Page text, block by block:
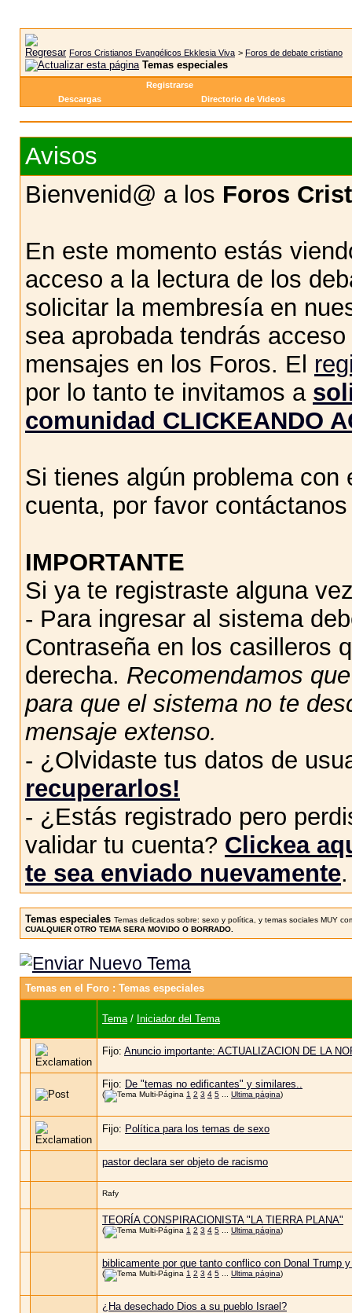
Foros Cristianos Evangélicos Ekklesia Viva > Foros de debate cristiano
Temas especiales
Registrarse
Descargas
Directorio de Videos
Avisos
Bienvenid@ a los Foros
En este momento estás
acceso a la lectura de los
solicitar la membresía en
sea aprobada tendrás
mensajes en los Foros. El
por lo tanto te invitamos a
comunidad CLICKEANDO
Si tienes algún problema
cuenta, por favor
IMPORTANTE
Si ya te registraste alguna
- Para ingresar al sistema
Contraseña en los casilleros
derecha. Recomendamos
para que el sistema no te
mensaje extenso.
- ¿Olvidaste tus datos de
recuperarlos!
- ¿Estás registrado pero
validar tu cuenta? Clickea
te sea enviado nuevamente.
Temas especiales Temas delicados sobre: sexo y política, y temas sociales MUY
CUALQUIER OTRO TEMA SERA MOVIDO O BORRADO.
Temas en el Foro : Temas especiales
Tema/ Iniciador del Tema
Fijo: Anuncio importante: ACTUALIZACION DE LA
Fijo: De "temas no edificantes" y similares..
( 1 2 3 4 5 Ultima página)
Fijo: Política para los temas de sexo
pastor declara ser objeto de racismo
Rafy
TEORÍA CONSPIRACIONISTA "LA TIERRA PLANA"
( 1 2 3 4 5 Ultima página)
biblicamente por que tanto conflico con Donal Trump
( 1 2 3 4 5 Ultima página)
¿Ha desechado Dios a su pueblo Israel?